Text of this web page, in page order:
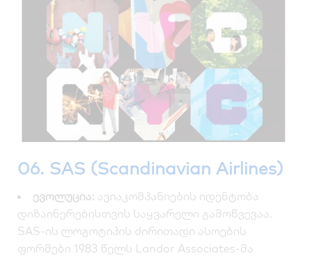
06. SAS (Scandinavian Airlines)
ევოლუცია: ავიაკომპანიების იდენტობა
დიზაინერებისთვის საყვარელი გამოწვევაა.
SAS-ის ლოგოტიპის ძირითადი ასოების
ფორმები 1983 წელს Landor Associates-მა